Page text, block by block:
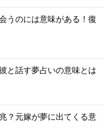
うのには意味がある！復
と話す夢占いの意味とは
？元嫁が夢に出てくる意